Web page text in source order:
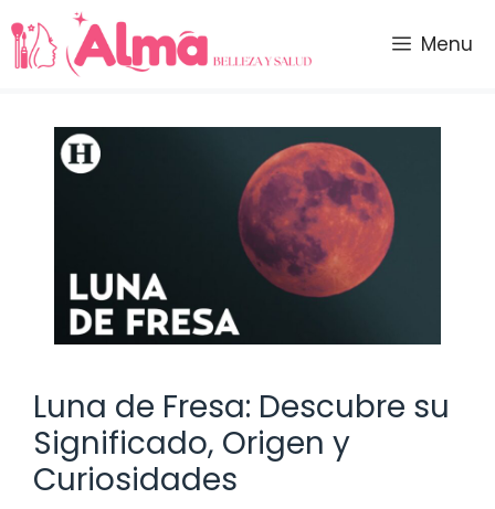
Saltar
al
contenido
Menu
Luna de Fresa: Descubre su
Significado, Origen y
Curiosidades